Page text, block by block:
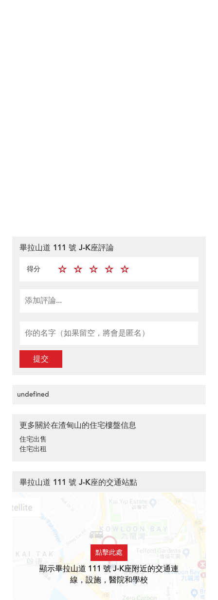
畢拉山道 111 號 J-K座評論
得分
提交
undefined
更多關於在渣甸山的住宅樓盤信息
住宅出售
住宅出租
畢拉山道 111 號 J-K座的交通站點
點擊此處
顯示畢拉山道 111 號 J-K座附近的交通連
線，設施，醫院和學校